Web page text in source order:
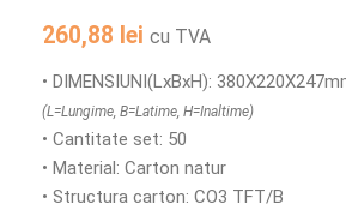
260,88 lei cu TVA
• DIMENSIUNI(LxBxH):
(L=Lungime, B=Latime, H=Inaltime)
• Cantitate set: 50
• Material: Carton natur
• Structura carton: CO3 TFT/B